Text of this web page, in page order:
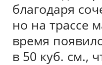
благодаря
но на трассе
время
в 50 куб. см.,